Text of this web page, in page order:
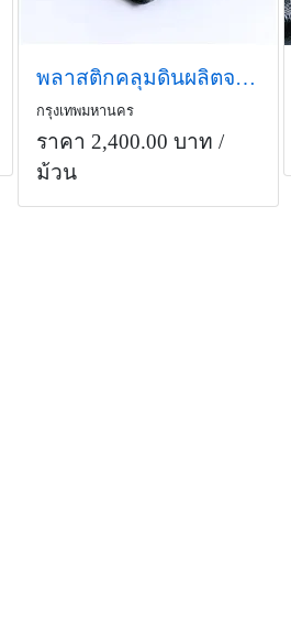
พลาสติกคลุมดินผลิตจากพลาสติก PE หน้ากว้าง 1-2 เมตร ยกม้วน
กรุงเทพมหานคร
ราคา 2,400.00 บาท /
ม้วน